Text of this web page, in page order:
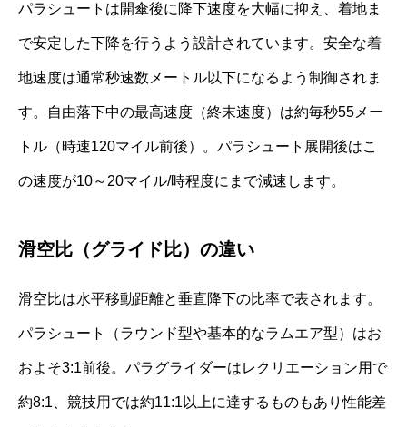
パラシュートは開傘後に降下速度を大幅に抑え、着地ま
で安定した下降を行うよう設計されています。安全な着
地速度は通常秒速数メートル以下になるよう制御されま
す。自由落下中の最高速度（終末速度）は約毎秒55メー
トル（時速120マイル前後）。パラシュート展開後はこ
の速度が10～20マイル/時程度にまで減速します。
滑空比（グライド比）の違い
滑空比は水平移動距離と垂直降下の比率で表されます。
パラシュート（ラウンド型や基本的なラムエア型）はお
およそ3:1前後。パラグライダーはレクリエーション用で
約8:1、競技用では約11:1以上に達するものもあり性能差